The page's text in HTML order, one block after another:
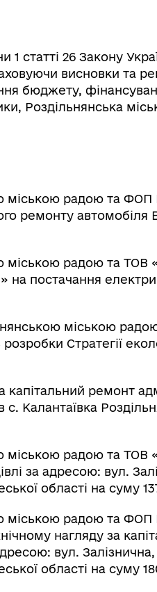
Інформаційна безпека
технічний захист
Радіаційний фон
1 статті 26 Закону
висновки та
бюджету,
Роздільнянська
міською радою та
ремонту автомобіля
міською радою та ТОВ
на постачання
міською
Стратегії
ремонт
Калантаївка
міською радою та ТОВ
за адресою: вул.
області на суму
міською радою та ФОП
нагляду за
вул.
області на суму